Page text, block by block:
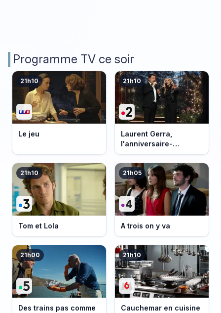
Programme TV ce soir
21h10
Le jeu
21h10
Laurent Gerra,
l'anniversaire-
événement
21h10
Tom et Lola
21h05
A trois on y va
21h00
Des trains pas comme
21h10
Cauchemar en cuisine